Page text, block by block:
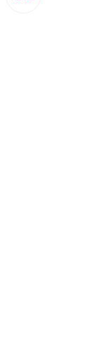
ha
asumió el
década
Dana de
Rey, quien ha